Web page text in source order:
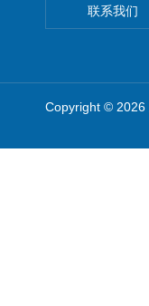
联系我们
Copyright © 2026